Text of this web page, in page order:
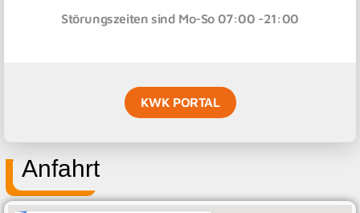
Störungszeiten sind Mo-So 07:00 -21:00
KWK PORTAL
Anfahrt